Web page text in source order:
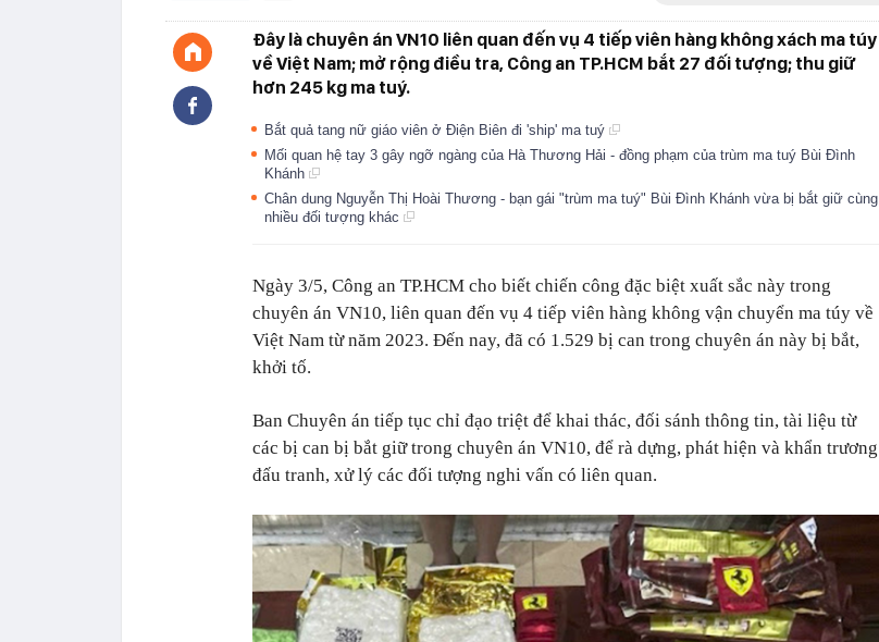
Đây là chuyên án VN10 liên quan đến vụ 4 tiếp viên hàng không xách ma túy
về Việt Nam; mở rộng điều tra, Công an TP.HCM bắt 27 đối tượng; thu giữ
hơn 245 kg ma tuý.
Bắt quả tang nữ giáo viên ở Điện Biên đi 'ship' ma tuý
Mối quan hệ tay 3 gây ngỡ ngàng của Hà Thương Hải - đồng phạm của trùm ma tuý Bùi Đình
Khánh
Chân dung Nguyễn Thị Hoài Thương - bạn gái "trùm ma tuý" Bùi Đình Khánh vừa bị bắt giữ cùng
nhiều đối tượng khác
Ngày 3/5, Công an TP.HCM cho biết chiến công đặc biệt xuất sắc này trong
chuyên án VN10, liên quan đến vụ 4 tiếp viên hàng không vận chuyển ma túy về
Việt Nam từ năm 2023. Đến nay, đã có 1.529 bị can trong chuyên án này bị bắt,
khởi tố.
Ban Chuyên án tiếp tục chỉ đạo triệt để khai thác, đối sánh thông tin, tài liệu từ
các bị can bị bắt giữ trong chuyên án VN10, để rà dựng, phát hiện và khẩn trương
đấu tranh, xử lý các đối tượng nghi vấn có liên quan.